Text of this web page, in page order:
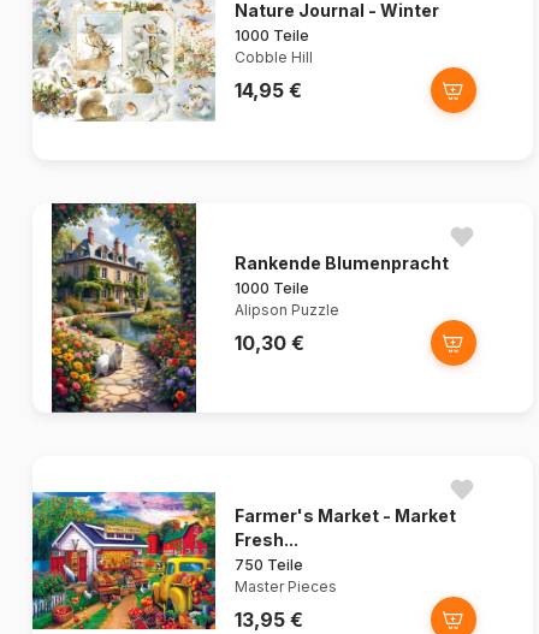
Nature Journal - Winter
1000 Teile
Cobble Hill
14,95 €
Rankende Blumenpracht
1000 Teile
Alipson Puzzle
10,30 €
Farmer's Market - Market
Fresh...
750 Teile
Master Pieces
13,95 €